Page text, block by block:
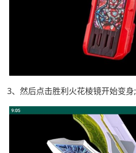
3、然后点击胜利火花棱镜开始变身;